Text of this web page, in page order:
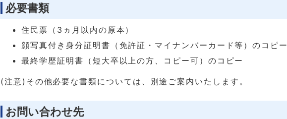
必要書類
住民票（3ヵ月以内の原本）
顔写真付き身分証明書（免許証・マイナンバーカード等）のコピー
最終学歴証明書（短大卒以上の方、コピー可）のコピー
(注意)その他必要な書類については、別途ご案内いたします。
お問い合わせ先